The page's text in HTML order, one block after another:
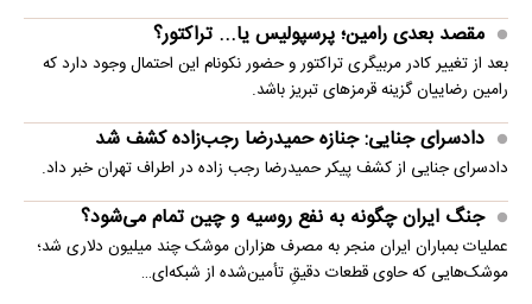
مقصد بعدی رامین؛ پرسپولیس یا... تراکتور؟
بعد از تغییر کادر مربیگری تراکتور و حضور نکونام این احتمال وجود دارد که
رامین رضاییان گزینه قرمزهای تبریز باشد.
دادسرای جنایی: جنازه حمیدرضا رجب‌زاده کشف شد
دادسرای جنایی از کشف پیکر حمیدرضا رجب زاده در اطراف تهران خبر داد.
جنگ ایران چگونه به نفع روسیه و چین تمام می‌شود؟
عملیات بمباران ایران منجر به مصرف هزاران موشک چند میلیون دلاری شد؛
موشک‌هایی که حاوی قطعات دقیقِ تأمین‌شده از شبکه‌ای…